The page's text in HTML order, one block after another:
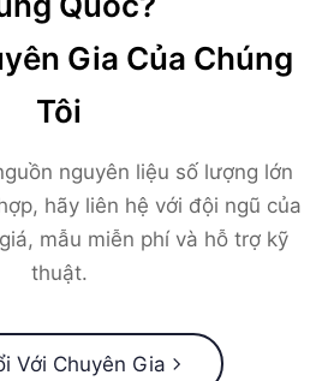
Gia Của Chúng
Tôi
nguyên liệu số lượng lớn
hãy liên hệ với đội ngũ của
mẫu miễn phí và hỗ trợ kỹ
thuật.
Với Chuyên Gia